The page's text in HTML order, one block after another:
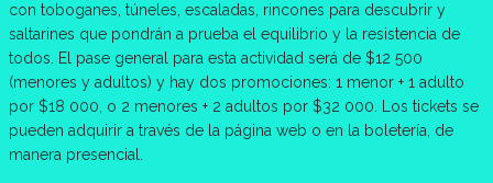
con toboganes, túneles, escaladas, rincones para descubrir y
saltarines que pondrán a prueba el equilibrio y la resistencia de
todos. El pase general para esta actividad será de $12 500
(menores y adultos) y hay dos promociones: 1 menor + 1 adulto
por $18 000, o 2 menores + 2 adultos por $32 000. Los tickets se
pueden adquirir a través de la página web o en la boletería, de
manera presencial.